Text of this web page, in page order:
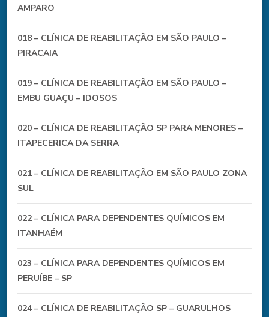
AMPARO
018 – CLÍNICA DE REABILITAÇÃO EM SÃO PAULO –
PIRACAIA
019 – CLÍNICA DE REABILITAÇÃO EM SÃO PAULO –
EMBU GUAÇU – IDOSOS
020 – CLÍNICA DE REABILITAÇÃO SP PARA MENORES –
ITAPECERICA DA SERRA
021 – CLÍNICA DE REABILITAÇÃO EM SÃO PAULO ZONA
SUL
022 – CLÍNICA PARA DEPENDENTES QUÍMICOS EM
ITANHAÉM
023 – CLÍNICA PARA DEPENDENTES QUÍMICOS EM
PERUÍBE – SP
024 – CLÍNICA DE REABILITAÇÃO SP – GUARULHOS